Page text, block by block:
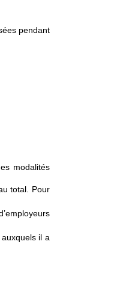
pendant
modalités
total. Pour
il a